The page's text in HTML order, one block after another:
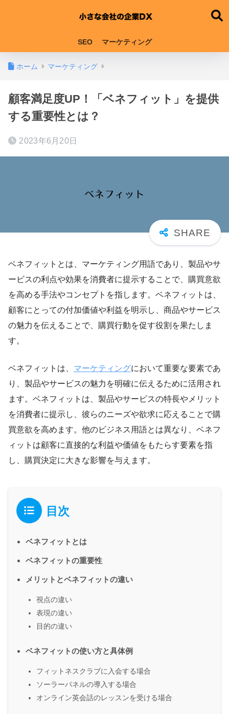
SEO マーケティング
ホーム マーケティング
顧客満足度UP！「ベネフィット」を提供
する重要性とは？
2023年6月20日
ベネフィットとは、マーケティング用語であり、製品やサ
ービスの利点や効果を消費者に提示することで、購買意欲
を高める手法やコンセプトを指します。ベネフィットは、
顧客にとっての付加価値や利益を明示し、商品やサービス
の魅力を伝えることで、購買行動を促す役割を果たしま
す。
ベネフィットは、 マーケティングにおいて重要な要素であ
り、製品やサービスの魅力を明確に伝えるために活用され
ます。ベネフィットは、製品やサービスの特長やメリット
を消費者に提示し、彼らのニーズや欲求に応えることで購
買意欲を高めます。他のビジネス用語とは異なり、ベネフ
ィットは顧客に直接的な利益や価値をもたらす要素を指
し、購買決定に大きな影響を与えます。
目次
ベネフィットとは
ベネフィットの重要性
メリットとベネフィットの違い
視点の違い
表現の違い
目的の違い
ベネフィットの使い方と具体例
フィットネスクラブに入会する場合
ソーラーパネルの導入する場合
オンライン英会話のレッスンを受ける場合